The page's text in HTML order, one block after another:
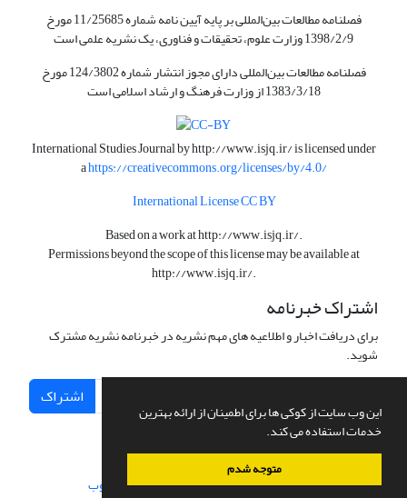
این وب سایت از کوکی ها برای اطمینان از ارائه بهترین
خدمات استفاده می کند.
متوجه شدم
فصلنامه مطالعات بین‌المللی بر پایه آیین نامه شماره 11/25685 مورخ
1398/2/9 وزارت علوم، تحقیقات و فناوری، یک نشریه علمی است
فصلنامه مطالعات بین‌المللی دارای مجوز انتشار شماره 124/3802 مورخ
1383/3/18 از وزارت فرهنگ و ارشاد اسلامی است
International Studies Journal byhttp://www.isjq.ir/is licensed under
ahttps://creativecommons.org/licenses/by/4.0/
International License CC BY
Based on a work athttp://www.isjq.ir/.
Permissions beyond the scope of this license may be available at
http://www.isjq.ir/.
اشتراک خبرنامه
برای دریافت اخبار و اطلاعیه های مهم نشریه در خبرنامه نشریه مشترک
شوید.
اشتراک
سامانه مدیریت نشریات علمی.طراحی و پیاده سازی از سیناوب